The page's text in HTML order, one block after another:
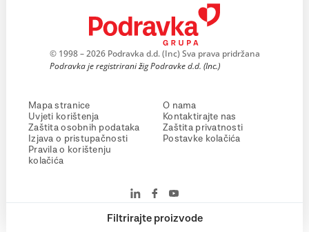
Filtrirajte proizvode
© 1998 – 2026 Podravka d.d. (Inc) Sva prava pridržana
Podravka je registrirani žig Podravke d.d. (Inc.)
Mapa stranice
Uvjeti korištenja
Zaštita osobnih podataka
Izjava o pristupačnosti
Pravila o korištenju
kolačića
O nama
Kontaktirajte nas
Zaštita privatnosti
Postavke kolačića